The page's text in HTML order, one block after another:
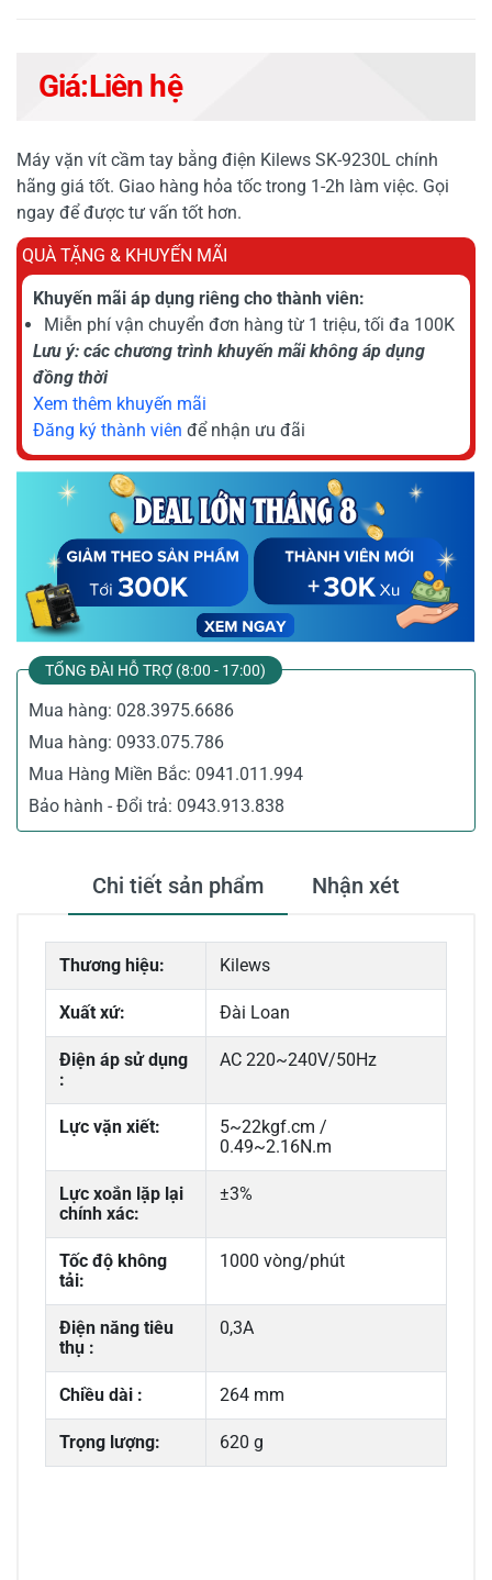
Giá:Liên hệ
Máy vặn vít cầm tay bằng điện Kilews SK-9230L chính
hãng giá tốt. Giao hàng hỏa tốc trong 1-2h làm việc. Gọi
ngay để được tư vấn tốt hơn.
QUÀ TẶNG & KHUYẾN MÃI
Khuyến mãi áp dụng riêng cho thành viên:
Miễn phí vận chuyển đơn hàng từ 1 triệu, tối đa 100K
Lưu ý: các chương trình khuyến mãi không áp dụng
đồng thời
Xem thêm khuyến mãi
Đăng ký thành viên để nhận ưu đãi
TỔNG ĐÀI HỖ TRỢ (8:00 - 17:00)
Mua hàng: 028.3975.6686
Mua hàng: 0933.075.786
Mua Hàng Miền Bắc: 0941.011.994
Bảo hành - Đổi trả: 0943.913.838
Chi tiết sản phẩm Nhận xét
Thương hiệu: Kilews
Xuất xứ: Đài Loan
Điện áp sử dụng
:
AC 220~240V/50Hz
Lực vặn xiết:
5~22kgf.cm /
0.49~2.16N.m
Lực xoắn lặp lại
chính xác:
±3%
Tốc độ không
tải:
1000 vòng/phút
Điện năng tiêu
thụ :
0,3A
Chiều dài : 264 mm
Trọng lượng: 620 g